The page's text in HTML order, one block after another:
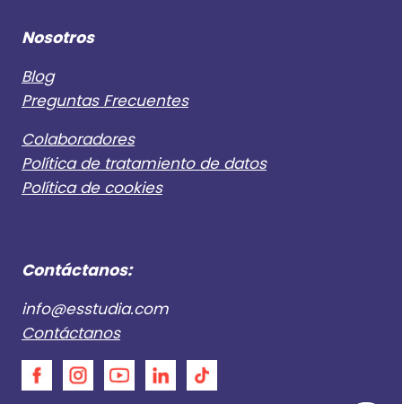
Nosotros
Blog
Preguntas Frecuentes
Colaboradores
Política de tratamiento de datos
Política de cookies
Contáctanos:
info@esstudia.com
Contáctanos